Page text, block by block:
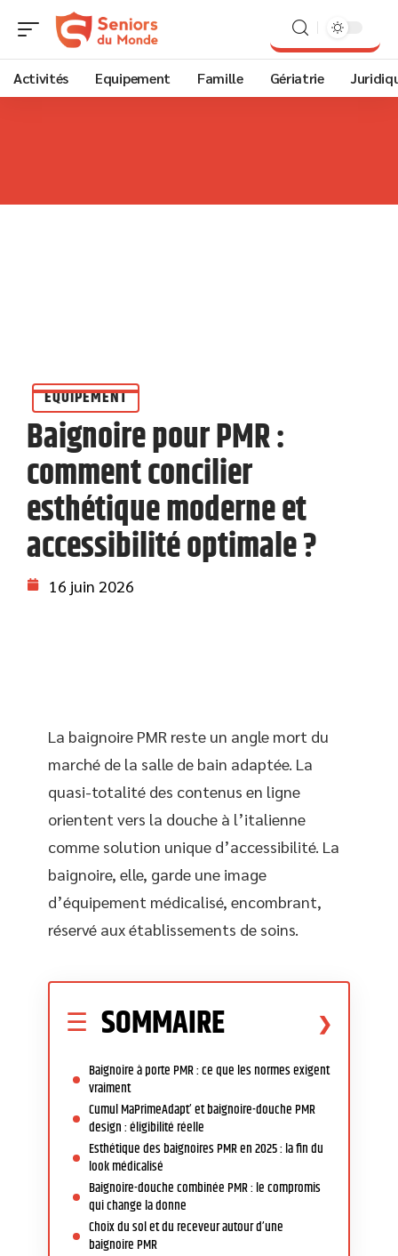
Activités Equipement Famille Gériatrie
EQUIPEMENT
Baignoire pour PMR :
comment concilier
esthétique moderne et
accessibilité optimale ?
16 juin 2026
La baignoire PMR reste un angle mort du
marché de la salle de bain adaptée. La
quasi-totalité des contenus en ligne
orientent vers la douche à l’italienne
comme solution unique d’accessibilité. La
baignoire, elle, garde une image
d’équipement médicalisé, encombrant,
réservé aux établissements de soins.
SOMMAIRE
Baignoire à porte PMR : ce que les normes exigent
vraiment
Cumul MaPrimeAdapt’ et baignoire-douche PMR
design : éligibilité réelle
Esthétique des baignoires PMR en 2025 : la fin du
look médicalisé
Baignoire-douche combinée PMR : le compromis
qui change la donne
Choix du sol et du receveur autour d’une
baignoire PMR